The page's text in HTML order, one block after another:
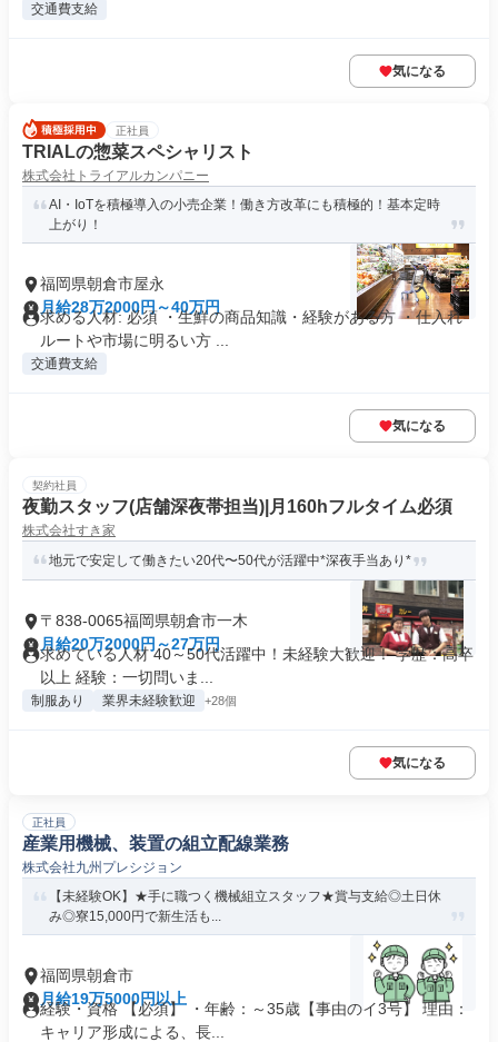
交通費支給
気になる
正社員
TRIALの惣菜スペシャリスト
株式会社トライアルカンパニー
AI・IoTを積極導入の小売企業！働き方改革にも積極的！基本定時
上がり！
福岡県朝倉市屋永
月給28万2000円～40万円
求める人材: 必須 ・生鮮の商品知識・経験がある方 ・仕入れ
ルートや市場に明るい方 ...
交通費支給
気になる
契約社員
夜勤スタッフ(店舗深夜帯担当)|月160hフルタイム必須
株式会社すき家
地元で安定して働きたい20代〜50代が活躍中*深夜手当あり*
〒838-0065福岡県朝倉市一木
月給20万2000円～27万円
求めている人材 40～50代活躍中！未経験大歓迎！ 学歴：高卒
以上 経験：一切問いま...
制服あり 業界未経験歓迎 +28個
気になる
正社員
産業用機械、装置の組立配線業務
株式会社九州プレシジョン
【未経験OK】★手に職つく機械組立スタッフ★賞与支給◎土日休
み◎寮15,000円で新生活も...
福岡県朝倉市
月給19万5000円以上
経験・資格 【必須】 ・年齢：～35歳【事由のイ3号】 理由：
キャリア形成による、長...